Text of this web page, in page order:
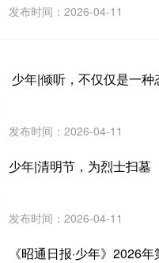
发布时间：2026-04-11
少年|倾听，不仅仅是一种
发布时间：2026-04-11
少年|清明节，为烈士扫墓
发布时间：2026-04-11
《昭通日报·少年》2026